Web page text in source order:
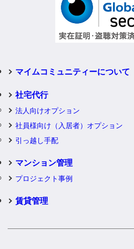
マイムコミュニティーについて
社宅代行
法人向けオプション
社員様向け（入居者）オプション
引っ越し手配
マンション管理
プロジェクト事例
賃貸管理